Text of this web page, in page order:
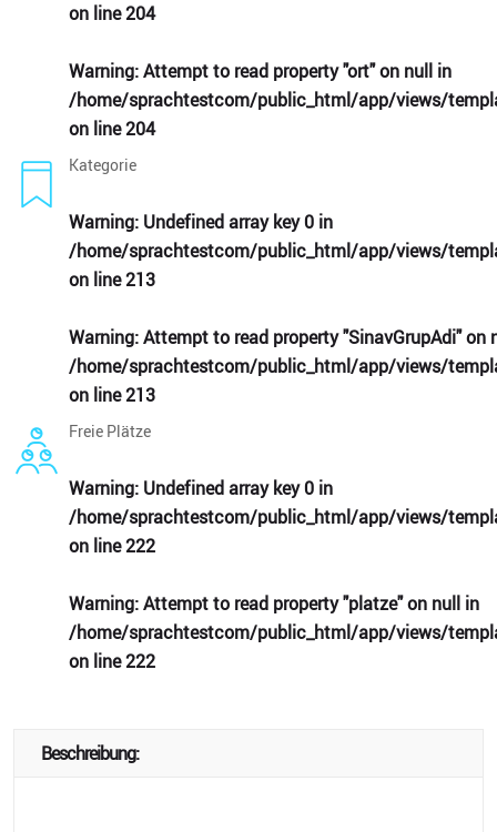
on line204
Warning: Attempt to read property "ort" on null in
/home/sprachtestcom/public_html/app/views/
on line204
Kategorie
Warning: Undefined array key 0 in
/home/sprachtestcom/public_html/app/views/
on line213
Warning: Attempt to read property "SinavGrupAdi" on
/home/sprachtestcom/public_html/app/views/
on line213
Freie Plätze
Warning: Undefined array key 0 in
/home/sprachtestcom/public_html/app/views/
on line222
Warning: Attempt to read property "platze" on null in
/home/sprachtestcom/public_html/app/views/
on line222
Beschreibung: